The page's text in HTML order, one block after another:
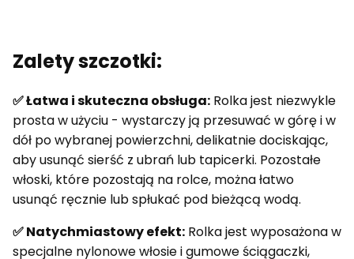
Zalety szczotki:
✅ Łatwa i skuteczna obsługa: Rolka jest niezwykle
prosta w użyciu - wystarczy ją przesuwać w górę i w
dół po wybranej powierzchni, delikatnie dociskając,
aby usunąć sierść z ubrań lub tapicerki. Pozostałe
włoski, które pozostają na rolce, można łatwo
usunąć ręcznie lub spłukać pod bieżącą wodą.
✅ Natychmiastowy efekt: Rolka jest wyposażona w
specjalne nylonowe włosie i gumowe ściągaczki,